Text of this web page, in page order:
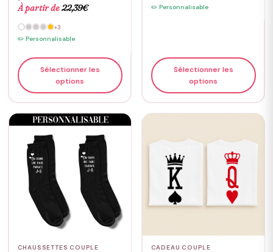
À partir de22,39€
+3
✏️ Personnalisable
Sélectionner les
options
✏️ Personnalisable
Sélectionner les
options
CHAUSSETTES COUPLE
CADEAU COUPLE